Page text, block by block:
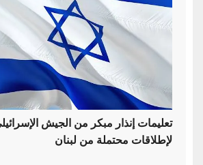
تعليمات إنذار مبكر من الجيش
لإطلاقات محتملة من لبنان